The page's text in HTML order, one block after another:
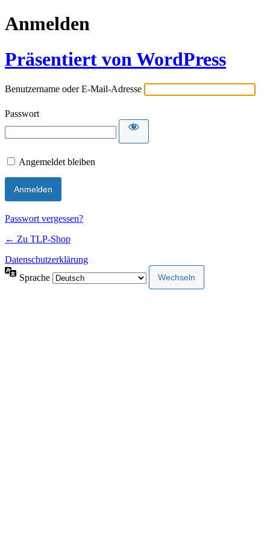
Anmelden
Präsentiert von WordPress
Benutzername oder E-Mail-Adresse
Passwort
Angemeldet bleiben
Passwort vergessen?
← Zu TLP-Shop
Datenschutzerklärung
Sprache